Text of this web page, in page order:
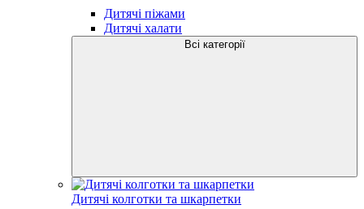
Дитячі піжами
Дитячі халати
Всі категорії
Дитячі колготки та шкарпетки